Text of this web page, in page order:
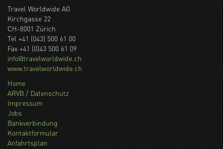
Travel Worldwide AG
Kirchgasse 22
CH-8001 Zürich
Tel +41 (043) 500 61 00
Fax +41 (0)43 500 61 09
info@travelworldwide.ch
www.travelworldwide.ch
Home
ARVB / Datenschutz
Impressum
Jobs
Bankverbindung
Kontaktformular
Anfahrtsplan